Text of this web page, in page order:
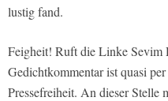
lustig fand.
Feigheit! Ruft die Linke Sevim
Gedichtkommentar ist quasi
Pressefreiheit. An dieser Stelle